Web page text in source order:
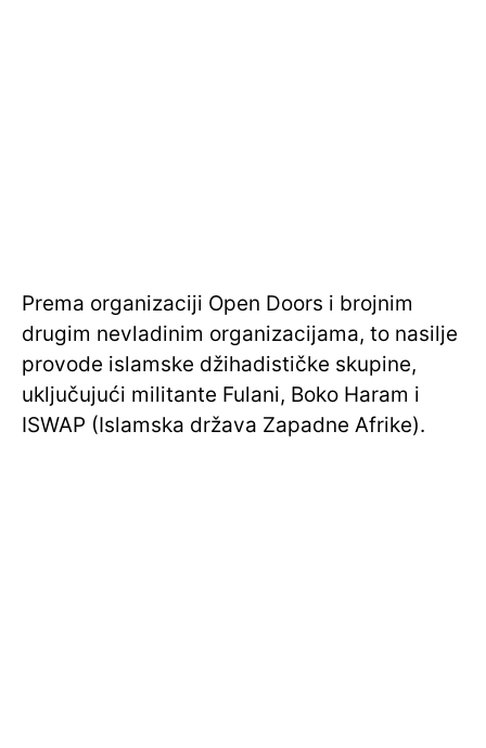
Prema organizaciji Open Doors i brojnim
drugim nevladinim organizacijama, to nasilje
provode islamske džihadističke skupine,
uključujući militante Fulani, Boko Haram i
ISWAP (Islamska država Zapadne Afrike).